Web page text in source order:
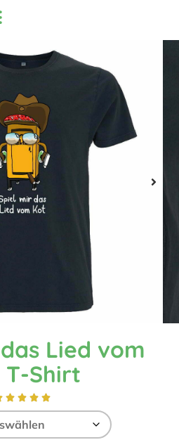
Lied vom
T-Shirt
   